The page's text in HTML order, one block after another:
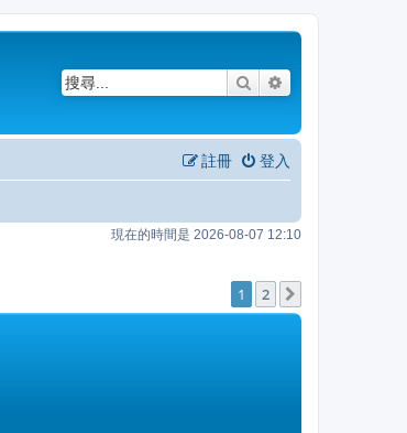
搜尋
登入
註冊
現在的時間是 2026-08-07 12:10
1 2